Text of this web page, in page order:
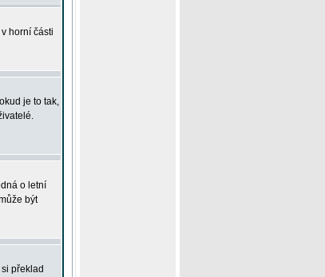
horní části
je to tak,
o letní
být
překlad